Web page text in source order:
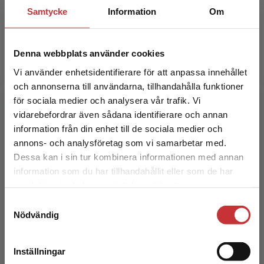
Samtycke Information Om
Denna webbplats använder cookies
Vi använder enhetsidentifierare för att anpassa innehållet
och annonserna till användarna, tillhandahålla funktioner
för sociala medier och analysera vår trafik. Vi
vidarebefordrar även sådana identifierare och annan
information från din enhet till de sociala medier och
annons- och analysföretag som vi samarbetar med.
Dessa kan i sin tur kombinera informationen med annan
information som du har tillhandahållit eller som de har
Nödvändig
Inställningar
Begränsad fraktregion
Det verkar som att du besöker
studentlitteratur.se via en enhet utanför Sverige.
Vi erbjuder inte leveranser utanför Sverige. För
att kunna slutföra ett köp måste
Pekka Rokka har arbetat som klasslärare och
klasslärarutbildning är han också doktor i
pedagogik. Pekka har deltagi...
Päivi Vehmas
Magisterexamen i pedagogik, speciallärare,